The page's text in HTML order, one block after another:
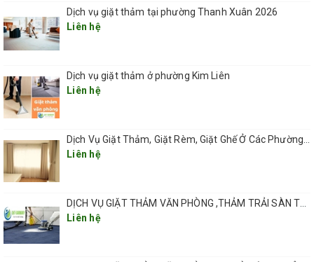
máy đánh chuyên dùng.
-Loại bỏ vết bẩn tích tụ trên thảm bằng máy hút chuyên dụng
(máy hút đơn hoặc máy hút tích hợp).
-Làm khô thảm bằng quạt thổi khô chuyên dùng.
-Kiểm tra kỹ lại thảm trước khi di chuyển vật dụng trở về trạng thái
ban đầu (đảm bảo thảm khô hoàn toàn)
-Phun hoá chất diệt khuẩn nấm ký sinh và ngăn ngừa tái phát
Dịch vụ giặt thảm tại phường Thanh Xuân 2026
Liên hệ
Dịch vụ giặt thảm ở phường Kim Liên
Liên hệ
Dịch Vụ Giặt Thảm, Giặt Rèm, Giặt Ghế Ở Các Phường Hà Nội
Liên hệ
DỊCH VỤ GIẶT THẢM VĂN PHÒNG ,THẢM TRẢI SÀN TẠI HÀ NỘI CHUYÊN NGHIỆP UY TÍN GIÁ RẺ
Liên hệ